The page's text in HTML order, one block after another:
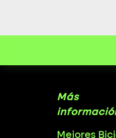
Más
Mejores